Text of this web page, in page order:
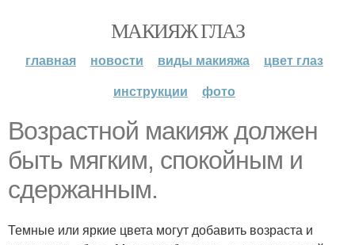
МАКИЯЖ ГЛАЗ
главная новости виды макияжа
цвет глаз
инструкции
фото
Возрастной макияж должен
быть мягким, спокойным и
сдержанным.
Темные или яркие цвета могут добавить возраста и